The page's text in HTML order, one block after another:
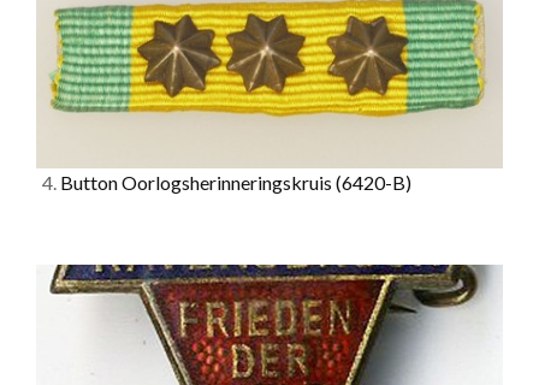
4. Button Oorlogsherinneringskruis (6420-B)